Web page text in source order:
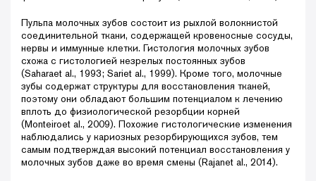
Пульпа молочных зубов состоит из рыхлой волокнистой
соединительной ткани, содержащей кровеносные сосуды,
нервы и иммунные клетки. Гистология молочных зубов
схожа с гистологией незрелых постоянных зубов
(Saharaet al., 1993; Sariet al., 1999). Кроме того, молочные
зубы содержат структуры для восстановления тканей,
поэтому они обладают большим потенциалом к лечению
вплоть до физиологической резорбции корней
(Monteiroet al., 2009). Похожие гистологические изменения
наблюдались у кариозных резорбирующихся зубов, тем
самым подтверждая высокий потенциал восстановления у
молочных зубов даже во время смены (Rajanet al., 2014).